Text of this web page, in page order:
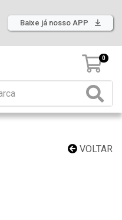
Baixe já nosso APP
0
VOLTAR